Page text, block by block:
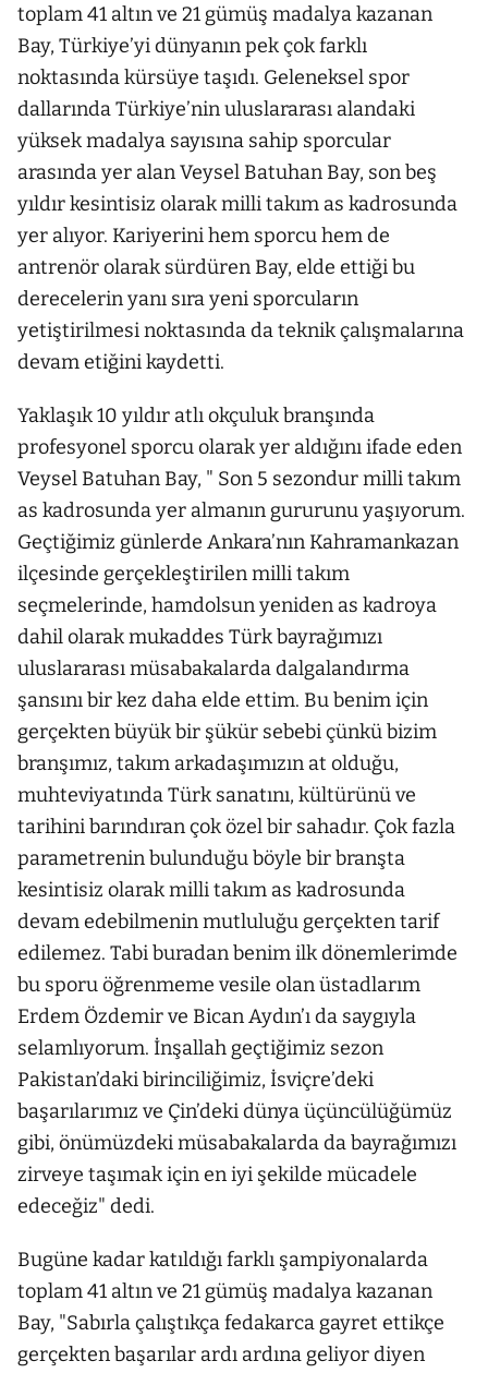
toplam 41 altın ve 21 gümüş madalya kazanan
Bay, Türkiye’yi dünyanın pek çok farklı
noktasında kürsüye taşıdı. Geleneksel spor
dallarında Türkiye’nin uluslararası alandaki
yüksek madalya sayısına sahip sporcular
arasında yer alan Veysel Batuhan Bay, son beş
yıldır kesintisiz olarak milli takım as kadrosunda
yer alıyor. Kariyerini hem sporcu hem de
antrenör olarak sürdüren Bay, elde ettiği bu
derecelerin yanı sıra yeni sporcuların
yetiştirilmesi noktasında da teknik çalışmalarına
devam etiğini kaydetti.
Yaklaşık 10 yıldır atlı okçuluk branşında
profesyonel sporcu olarak yer aldığını ifade eden
Veysel Batuhan Bay, " Son 5 sezondur milli takım
as kadrosunda yer almanın gururunu yaşıyorum.
Geçtiğimiz günlerde Ankara’nın Kahramankazan
ilçesinde gerçekleştirilen milli takım
seçmelerinde, hamdolsun yeniden as kadroya
dahil olarak mukaddes Türk bayrağımızı
uluslararası müsabakalarda dalgalandırma
şansını bir kez daha elde ettim. Bu benim için
gerçekten büyük bir şükür sebebi çünkü bizim
branşımız, takım arkadaşımızın at olduğu,
muhteviyatında Türk sanatını, kültürünü ve
tarihini barındıran çok özel bir sahadır. Çok fazla
parametrenin bulunduğu böyle bir branşta
kesintisiz olarak milli takım as kadrosunda
devam edebilmenin mutluluğu gerçekten tarif
edilemez. Tabi buradan benim ilk dönemlerimde
bu sporu öğrenmeme vesile olan üstadlarım
Erdem Özdemir ve Bican Aydın’ı da saygıyla
selamlıyorum. İnşallah geçtiğimiz sezon
Pakistan’daki birinciliğimiz, İsviçre’deki
başarılarımız ve Çin’deki dünya üçüncülüğümüz
gibi, önümüzdeki müsabakalarda da bayrağımızı
zirveye taşımak için en iyi şekilde mücadele
edeceğiz" dedi.
Bugüne kadar katıldığı farklı şampiyonalarda
toplam 41 altın ve 21 gümüş madalya kazanan
Bay, "Sabırla çalıştıkça fedakarca gayret ettikçe
gerçekten başarılar ardı ardına geliyor diyen